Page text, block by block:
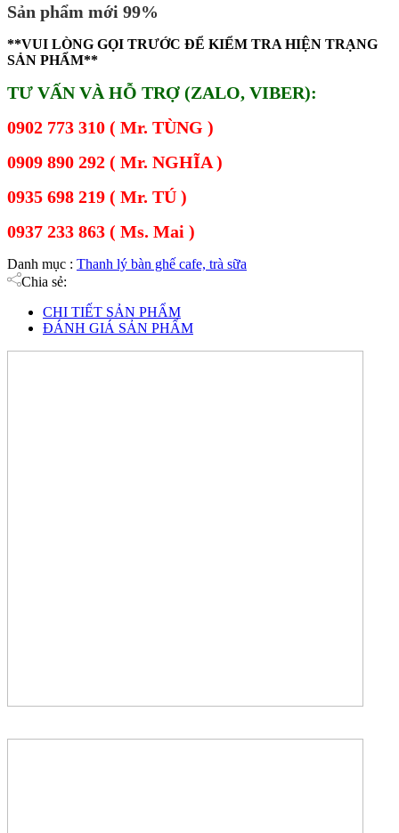
Sản phẩm mới 99%
**VUI LÒNG GỌI TRƯỚC ĐỂ KIỂM TRA HIỆN TRẠNG
SẢN PHẨM**
TƯ VẤN VÀ HỖ TRỢ (ZALO, VIBER):
0902 773 310 ( Mr. TÙNG )
0909 890 292 ( Mr. NGHĨA )
0935 698 219 ( Mr. TÚ )
0937 233 863 ( Ms. Mai )
Danh mục : Thanh lý bàn ghế cafe, trà sữa
Chia sẻ:
CHI TIẾT SẢN PHẨM
ĐÁNH GIÁ SẢN PHẨM